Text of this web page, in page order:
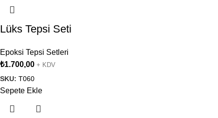
Lüks Tepsi Seti
Epoksi Tepsi Setleri
₺1.700,00 + KDV
SKU: T060
Sepete Ekle